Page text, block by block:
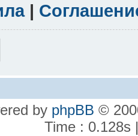
|
by phpBB ©
Time : 0.128s